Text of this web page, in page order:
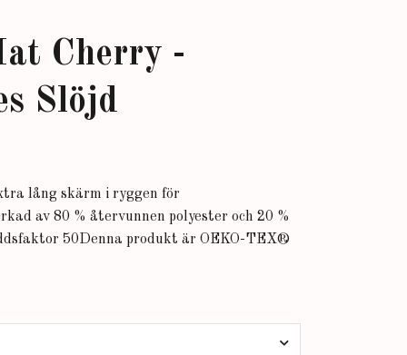
Cherry -
Slöjd
lång skärm i ryggen för
av 80 % återvunnen polyester och 20 %
50Denna produkt är OEKO-TEX®